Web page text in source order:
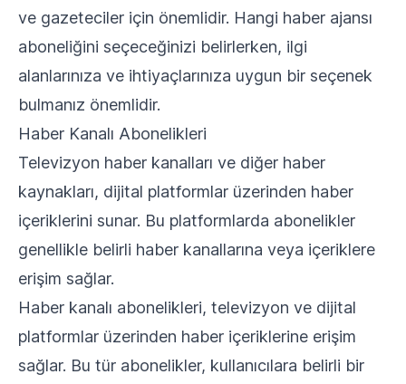
ve gazeteciler için önemlidir. Hangi haber ajansı
aboneliğini seçeceğinizi belirlerken, ilgi
alanlarınıza ve ihtiyaçlarınıza uygun bir seçenek
bulmanız önemlidir.
Haber Kanalı Abonelikleri
Televizyon haber kanalları ve diğer haber
kaynakları, dijital platformlar üzerinden haber
içeriklerini sunar. Bu platformlarda abonelikler
genellikle belirli haber kanallarına veya içeriklere
erişim sağlar.
Haber kanalı abonelikleri, televizyon ve dijital
platformlar üzerinden haber içeriklerine erişim
sağlar. Bu tür abonelikler, kullanıcılara belirli bir